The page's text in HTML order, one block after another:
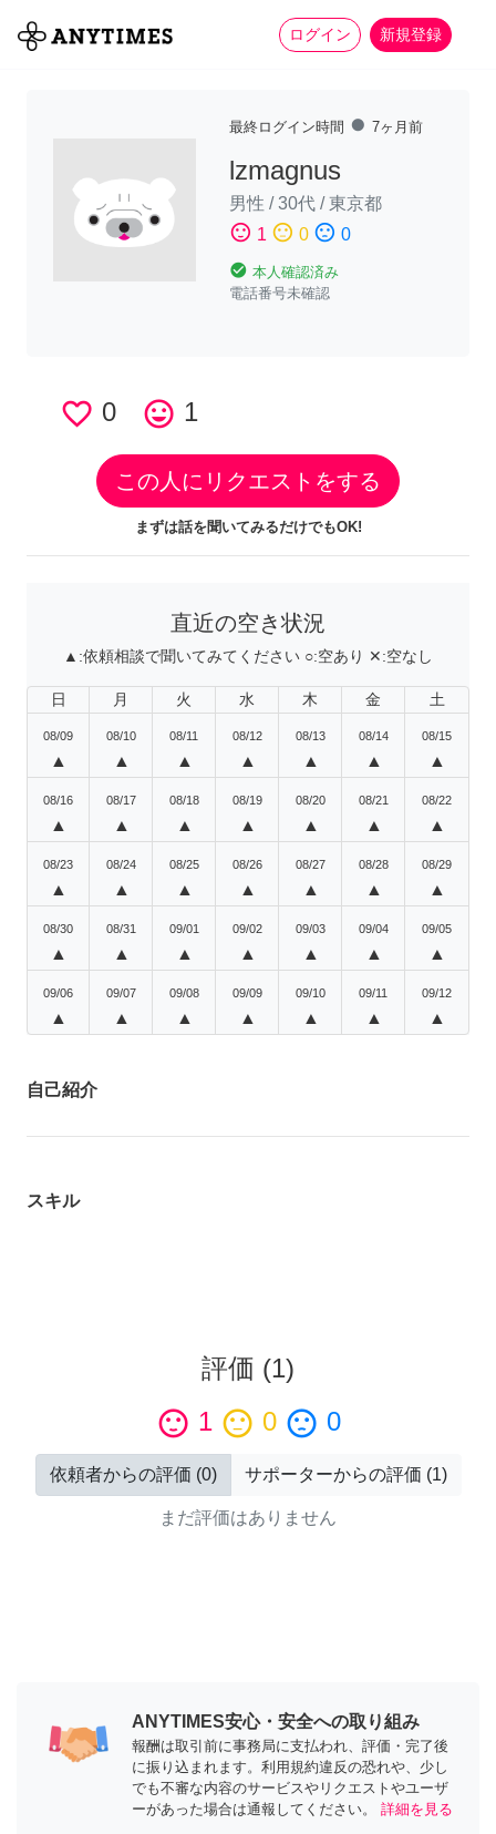
ログイン 新規登録
全て 家事 more_horiz
最終ログイン時間 fiber_manual_record 7ヶ月前
lzmagnus
男性 /30代 /東京都
sentiment_satisfied 1 sentiment_neutral 0 sentiment_dissatisfied 0
check_circle 本人確認済み
電話番号未確認
favorite_border 0 tag_faces 1
この人にリクエストをする
まずは話を聞いてみるだけでもOK!
直近の空き状況
▲:依頼相談で聞いてみてください ○:空あり ✕:空なし
日 月 火 水 木 金 土
08/09
▲
08/10
▲
08/11
▲
08/12
▲
08/13
▲
08/14
▲
08/15
▲
08/16
▲
08/17
▲
08/18
▲
08/19
▲
08/20
▲
08/21
▲
08/22
▲
08/23
▲
08/24
▲
08/25
▲
08/26
▲
08/27
▲
08/28
▲
08/29
▲
08/30
▲
08/31
▲
09/01
▲
09/02
▲
09/03
▲
09/04
▲
09/05
▲
09/06
▲
09/07
▲
09/08
▲
09/09
▲
09/10
▲
09/11
▲
09/12
▲
自己紹介
スキル
評価 (1)
sentiment_satisfied 1 sentiment_neutral 0 sentiment_dissatisfied 0
依頼者からの評価 (0) サポーターからの評価 (1)
まだ評価はありません
ANYTIMES安心・安全への取り組み
報酬は取引前に事務局に支払われ、評価・完了後
に振り込まれます。利用規約違反の恐れや、少し
でも不審な内容のサービスやリクエストやユーザ
ーがあった場合は通報してください。
詳細を見る